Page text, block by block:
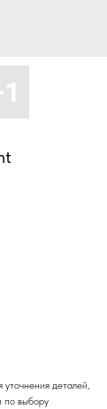
деталей,
по выбору